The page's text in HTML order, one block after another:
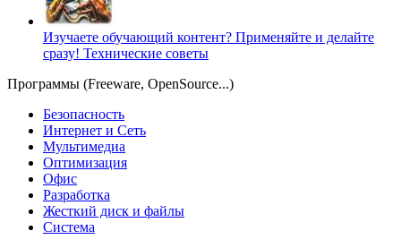
Изучаете обучающий контент? Применяйте и делайте
сразу! Технические советы
Программы (Freeware, OpenSource...)
Безопасность
Интернет и Сеть
Мультимедиа
Оптимизация
Офис
Разработка
Жесткий диск и файлы
Система